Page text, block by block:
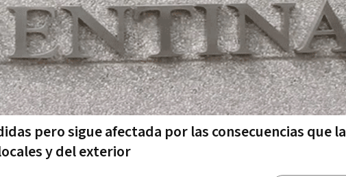
pero sigue afectada por las consecuencias que la
y del exterior